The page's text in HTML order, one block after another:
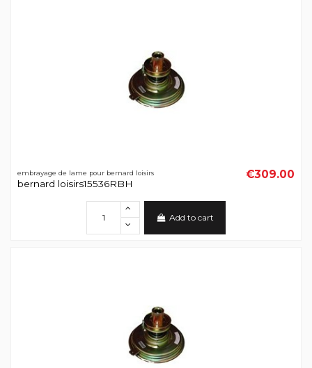
embrayage de lame pour bernard loisirs
bernard loisirs15536RBH
€309.00
Add to cart